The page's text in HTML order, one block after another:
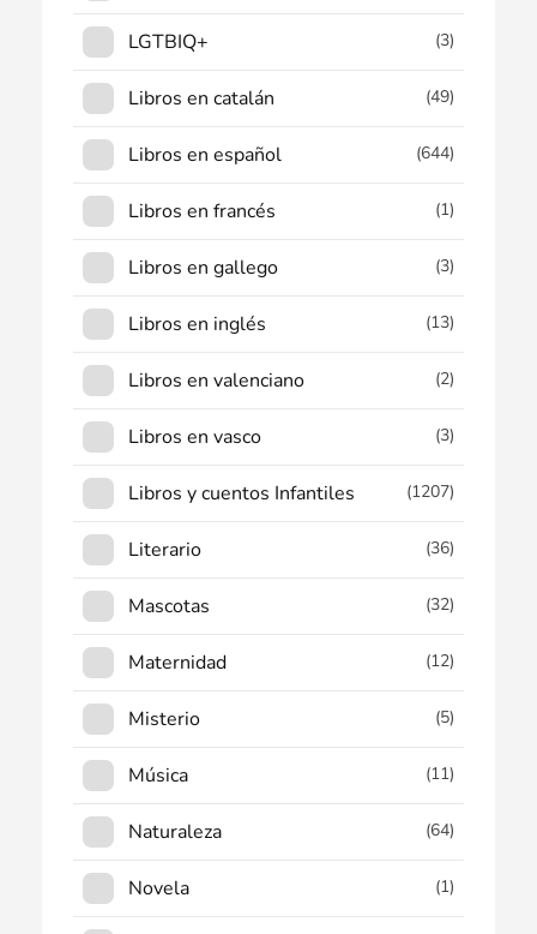
LGTBIQ+ (3)
Libros en catalán (49)
Libros en español (644)
Libros en francés (1)
Libros en gallego (3)
Libros en inglés (13)
Libros en valenciano (2)
Libros en vasco (3)
Libros y cuentos Infantiles (1207)
Literario (36)
Mascotas (32)
Maternidad (12)
Misterio (5)
Música (11)
Naturaleza (64)
Novela (1)